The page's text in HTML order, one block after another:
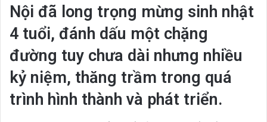
Nội đã long trọng mừng sinh nhật
4 tuổi, đánh dấu một chặng
đường tuy chưa dài nhưng nhiều
kỷ niệm, thăng trầm trong quá
trình hình thành và phát triển.